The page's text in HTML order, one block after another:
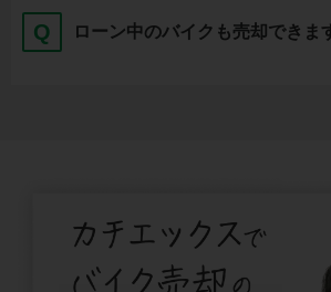
Q ローン中のバイクも売却できま